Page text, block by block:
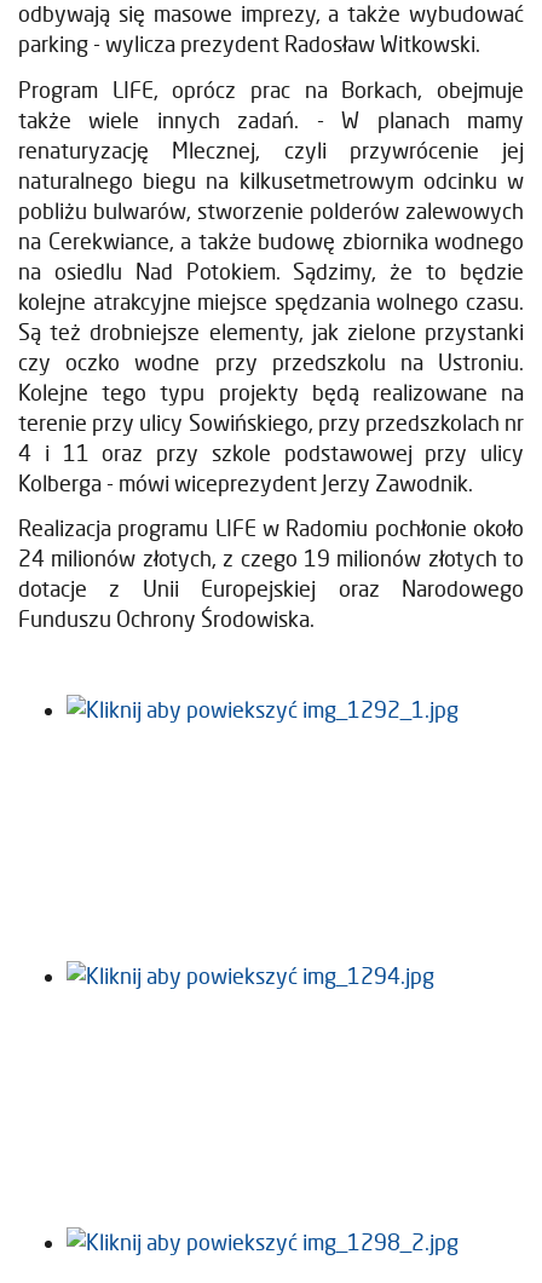
odbywają się masowe imprezy, a także wybudować
parking - wylicza prezydent Radosław Witkowski.
Program LIFE, oprócz prac na Borkach, obejmuje
także wiele innych zadań. - W planach mamy
renaturyzację Mlecznej, czyli przywrócenie jej
naturalnego biegu na kilkusetmetrowym odcinku w
pobliżu bulwarów, stworzenie polderów zalewowych
na Cerekwiance, a także budowę zbiornika wodnego
na osiedlu Nad Potokiem. Sądzimy, że to będzie
kolejne atrakcyjne miejsce spędzania wolnego czasu.
Są też drobniejsze elementy, jak zielone przystanki
czy oczko wodne przy przedszkolu na Ustroniu.
Kolejne tego typu projekty będą realizowane na
terenie przy ulicy Sowińskiego, przy przedszkolach nr
4 i 11 oraz przy szkole podstawowej przy ulicy
Kolberga - mówi wiceprezydent Jerzy Zawodnik.
Realizacja programu LIFE w Radomiu pochłonie około
24 milionów złotych, z czego 19 milionów złotych to
dotacje z Unii Europejskiej oraz Narodowego
Funduszu Ochrony Środowiska.